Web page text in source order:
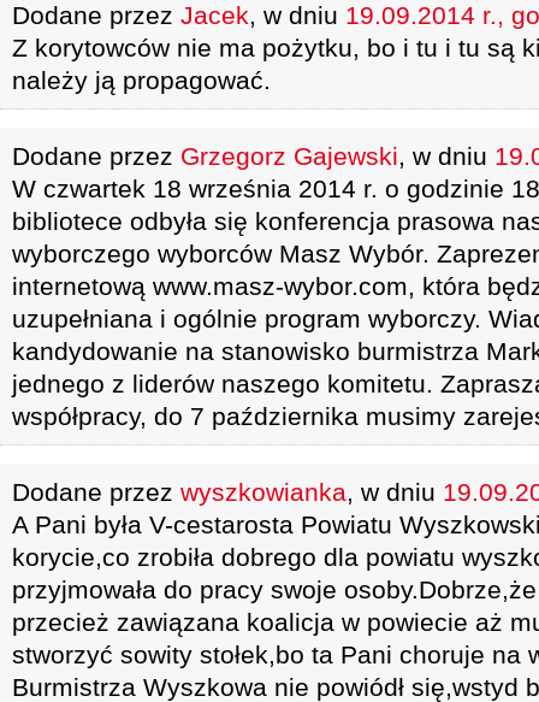
Dodane przez Jacek, w dniu 19.09.2014 r.,
Z korytowców nie ma pożytku, bo i tu i tu są
należy ją propagować.
Dodane przez Grzegorz Gajewski, w dniu
W czwartek 18 września 2014 r. o godzinie
bibliotece odbyła się konferencja prasowa
wyborczego wyborców Masz Wybór.
internetową www.masz-wybor.com, która
uzupełniana i ogólnie program wyborczy.
kandydowanie na stanowisko burmistrza
jednego z liderów naszego komitetu.
współpracy, do 7 października musimy
Dodane przez wyszkowianka, w dniu
A Pani była V-cestarosta Powiatu
korycie,co zrobiła dobrego dla powiatu
przyjmowała do pracy swoje
przecież zawiązana koalicja w powiecie aż
stworzyć sowity stołek,bo ta Pani choruje na
Burmistrza Wyszkowa nie powiódł się,wstyd